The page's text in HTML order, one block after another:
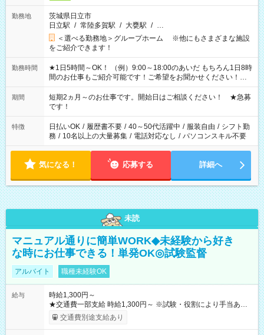
勤務地
茨城県日立市
日立駅 / 常陸多賀駅 / 大甕駅 / …
＜選べる勤務地＞グループホーム ※他にもさまざまな施設
をご紹介できます！
勤務時間
★1日5時間～OK！ （例）9:00～18:00のあいだ もちろん1日8時
間のお仕事もご紹介可能です！ご希望をお聞かせください！★
家庭の都合でお休みが必要な場合も遠慮なくご相談ください。
※週最低15時間以上の勤務が必要です
期間
短期2ヵ月～のお仕事です。開始日はご相談ください！ ★急募
です！
特徴 日払いOK / 履歴書不要 / 40～50代活躍中 / 服装自由 / シフト勤
務 / 10名以上の大量募集 / 電話対応なし / パソコンスキル不要
気になる！ 応募する 詳細へ
未読
マニュアル通りに簡単WORK◆未経験から好き
な時にお仕事できる！単発OK◎試験監督
アルバイト 職種未経験OK
給与
時給1,300円～
★交通費一部支給 時給1,300円～ ※試験・役割により手当あり
※勤務回数により昇給あり 【即給（前払い）オプションあ
り！】 希望される場合、勤務から1週間ほどで給与の一部を受け
交通費別途支給あり